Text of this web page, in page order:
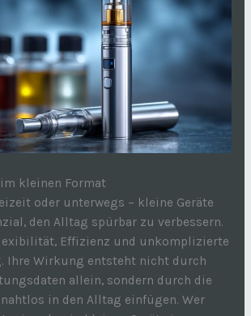
kleinen Format
oder unterwegs – kleine Geräte
den Alltag spürbar zu verbessern.
Effizienz und unkomplizierte
Ihre Wirkung entsteht nicht durch
allein, sondern durch die
in den Alltag einfügen. Wer